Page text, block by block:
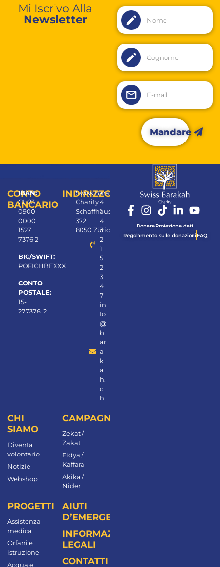
Mi Iscrivo Alla
Newsletter
Mandare
Alternative:
CONTO
BANCARIO
IBAN:
CH23
0900
0000
1527
7376 2
BIC/SWIFT:
POFICHBEXXX
CONTO
POSTALE:
15-
277376-2
INDIRIZZO
Swiss Barakah
Charity
Schaffhauserstrasse
372
8050 Zürich
+
4
1
4
3
2
1
5
2
3
4
7
in
fo
@
b
ar
a
k
a
h.
c
h
CHI
SIAMO
Diventa
volontario
Notizie
Webshop
CAMPAGNE
Zekat /
Zakat
Fidya /
Kaffara
Akika /
Nider
PROGETTI
Assistenza
medica
Orfani e
istruzione
Acqua e
AIUTI
D’EMERGENZA
INFORMAZIONI
LEGALI
CONTATTI
DonareProtezione dati​
Regolamento sulle donazioni FAQ